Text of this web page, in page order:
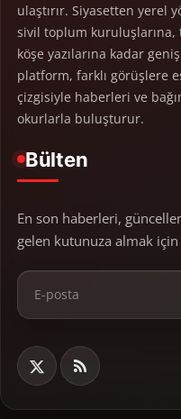
ulaştırır. Siyasetten yerel
sivil toplum kuruluşlarına,
köşe yazılarına kadar
platform, farklı görüşlere
çizgisiyle haberleri ve
okurlarla buluşturur.
Bülten
En son haberleri,
gelen kutunuza almak için